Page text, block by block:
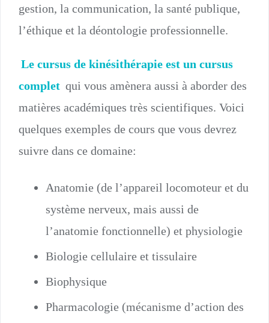
gestion, la communication, la santé publique,
l’éthique et la déontologie professionnelle.
Le cursus de kinésithérapie est un cursus
complet qui vous amènera aussi à aborder des
matières académiques très scientifiques. Voici
quelques exemples de cours que vous devrez
suivre dans ce domaine:
Anatomie (de l’appareil locomoteur et du
système nerveux, mais aussi de
l’anatomie fonctionnelle) et physiologie
Biologie cellulaire et tissulaire
Biophysique
Pharmacologie (mécanisme d’action des